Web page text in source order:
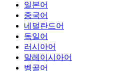
일본어
중국어
네덜란드어
독일어
러시아어
말레이시아어
벵골어